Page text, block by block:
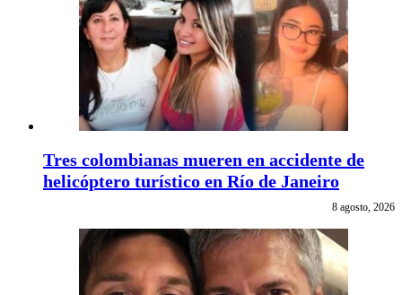
Tres colombianas mueren en accidente de
helicóptero turístico en Río de Janeiro
8 agosto, 2026